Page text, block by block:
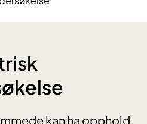
kan ha opphold